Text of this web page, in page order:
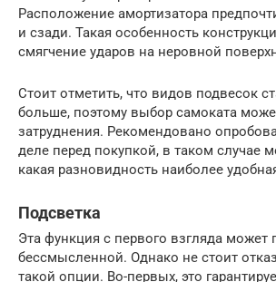
Расположение амортизатора
и сзади. Такая особенность
смягчение ударов на неровной
Стоит отметить, что видов подвесок
больше, поэтому выбор самоката
затруднения. Рекомендовано
деле перед покупкой, в таком случае
какая разновидность наиболее
Подсветка
Эта функция с первого взгляда может
бессмысленной. Однако не стоит
такой опции. Во-первых, это